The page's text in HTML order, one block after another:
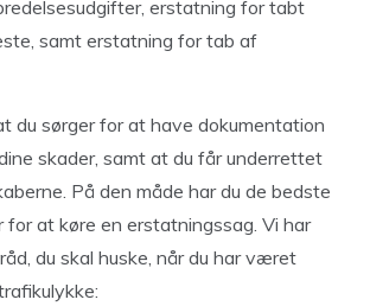
erstatning for tabt
samt erstatning for tab af
du sørger for at have dokumentation
skader, samt at du får underrettet
På den måde har du de bedste
at køre en erstatningssag. Vi har
du skal huske, når du har været